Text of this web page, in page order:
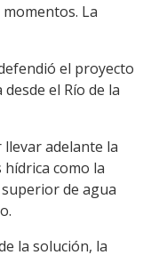
La
el proyecto
el Río de la
adelante la
como la
de agua
la solución, la